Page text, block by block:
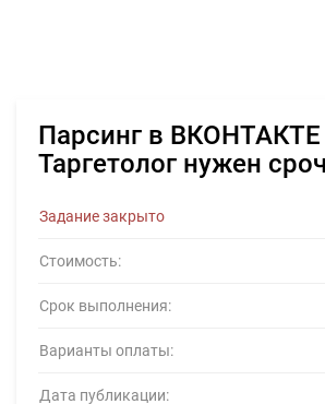
Парсинг в ВКОНТАКТЕ
Таргетолог нужен
Задание закрыто
Стоимость:
Срок выполнения:
Варианты оплаты:
Дата публикации: